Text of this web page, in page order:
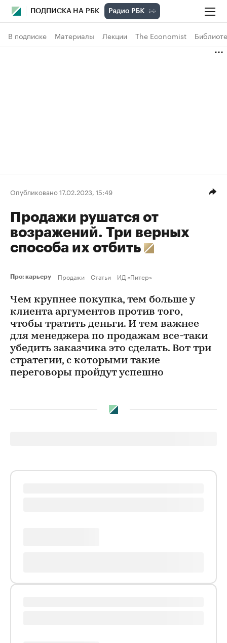
ПОДПИСКА НА РБК
В подписке Материалы Лекции The Economist
Опубликовано 17.02.2023, 15:49
Продажи рушатся от
возражений. Три верных
способа их отбить
Про: карьеру Продажи Статьи ИД «Питер»
Чем крупнее покупка, тем больше у
клиента аргументов против того,
чтобы тратить деньги. И тем важнее
для менеджера по продажам все-таки
убедить заказчика это сделать. Вот три
стратегии, с которыми такие
переговоры пройдут успешно